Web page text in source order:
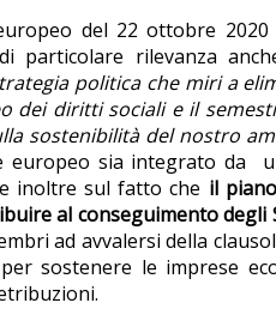
del 22 ottobre 2020
particolare rilevanza
politica che miri a
dei diritti sociali e il
sostenibilità del nostro
sia integrato da
inoltre sul fatto che il
al conseguimento degli
ad avvalersi della
sostenere le imprese